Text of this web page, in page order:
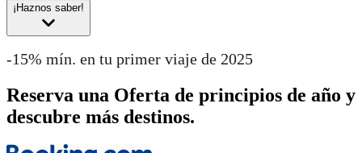
¡Haznos saber!
-15% mín. en tu primer viaje de 2025
Reserva una Oferta de principios de año y
descubre más destinos.